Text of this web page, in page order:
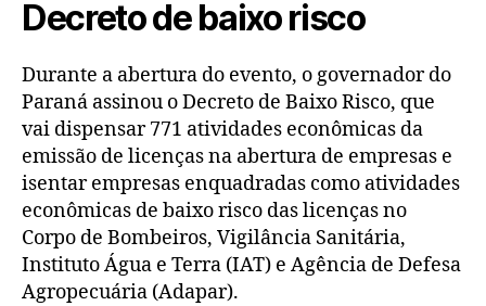
Decreto de baixo risco
Durante a abertura do evento, o governador do
Paraná assinou o Decreto de Baixo Risco, que
vai dispensar 771 atividades econômicas da
emissão de licenças na abertura de empresas e
isentar empresas enquadradas como atividades
econômicas de baixo risco das licenças no
Corpo de Bombeiros, Vigilância Sanitária,
Instituto Água e Terra (IAT) e Agência de Defesa
Agropecuária (Adapar).